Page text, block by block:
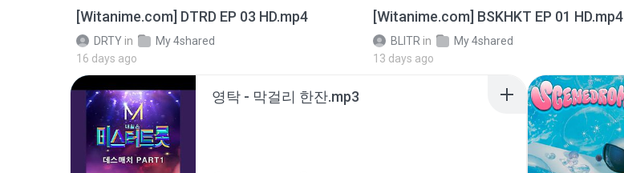
[Witanime.com] DTRD EP 03 HD.mp4
DRTY in
My 4shared
16 days ago
[Witanime.com] BSKHKT EP 01 HD.mp4
BLITR in
My 4shared
13 days ago
영탁 - 막걸리 한잔.mp3